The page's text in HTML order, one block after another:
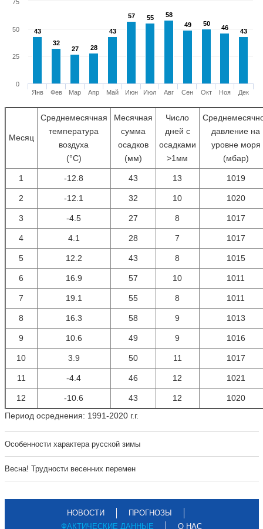
43
43
32
32
27
27 28
28
43
43
57
57 55
55 58
58
49
49 50
50
46
46 43
43
Янв Фев Мар Апр Май Июн Июл Авг Сен Окт Ноя Дек
0
25
50
75
Месяц
Среднемесячная
температура
воздуха
(°С)
Месячная
сумма
осадков
(мм)
Число
дней с
осадками
>1мм
давление на
уровне моря
(мбар)
1 -12.8 43 13 1019
2 -12.1 32 10 1020
3 -4.5 27 8 1017
4 4.1 28 7 1017
5 12.2 43 8 1015
6 16.9 57 10 1011
7 19.1 55 8 1011
8 16.3 58 9 1013
9 10.6 49 9 1016
10 3.9 50 11 1017
11 -4.4 46 12 1021
12 -10.6 43 12
1020
Период осреднения: 1991-2020 г.г.
Особенности характера русской зимы
Весна! Трудности весенних перемен
НОВОСТИ
ПРОГНОЗЫ
ФАКТИЧЕСКИЕ ДАННЫЕ
О НАС